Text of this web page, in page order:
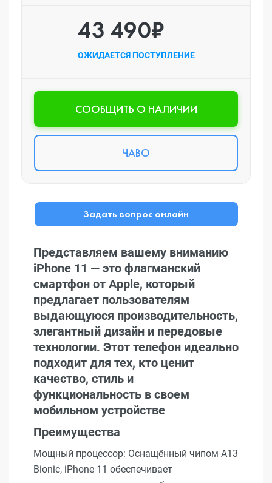
43 490₽
ОЖИДАЕТСЯ ПОСТУПЛЕНИЕ
CООБЩИТЬ О НАЛИЧИИ
ЧАВО
Задать вопрос онлайн
Представляем вашему вниманию
iPhone 11 — это флагманский
смартфон от Apple, который
предлагает пользователям
выдающуюся производительность,
элегантный дизайн и передовые
технологии. Этот телефон идеально
подходит для тех, кто ценит
качество, стиль и
функциональность в своем
мобильном устройстве
Преимущества
Мощный процессор: Оснащённый чипом A13
Bionic, iPhone 11 обеспечивает